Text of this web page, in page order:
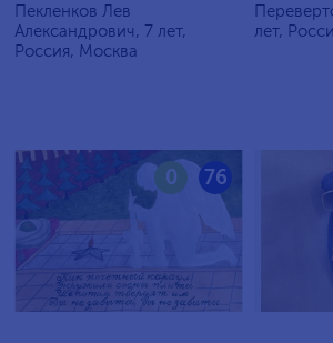
Пекленков Лев
Александрович, 7 лет,
Россия, Москва
лет,
76
0